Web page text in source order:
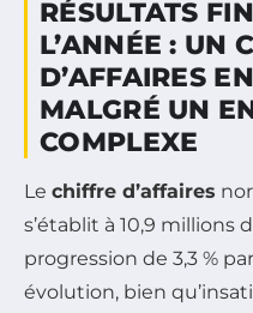
RÉSULTATS
L’ANNÉE : UN
D’AFFAIRES
MALGRÉ UN
COMPLEXE
Le chiffre d’affaires
s’établit à 10,9 millions
progression de 3,3 %
évolution, bien